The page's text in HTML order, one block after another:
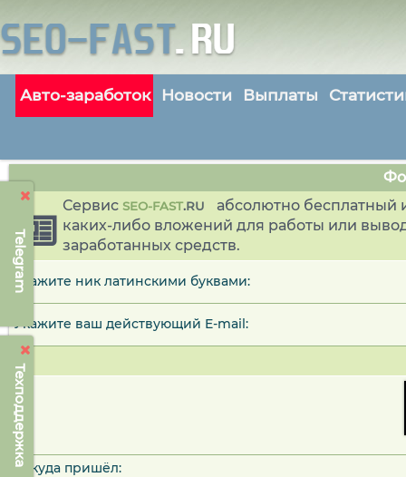
Telegram
Техподдержка
Авто-заработок Новости Выплаты
Сервис SEO-FAST.RU
абсолютно бесплатный
каких-либо вложений для работы или
заработанных средств.
Укажите ник латинскими буквами:
Укажите ваш действующий E-mail:
Откуда пришёл: